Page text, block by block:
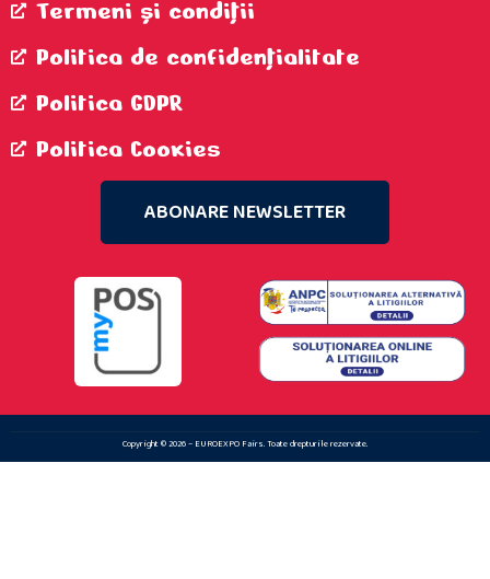
Termeni şi condiţii
Politica de confidenţialitate
Politica GDPR
Politica Cookies
ABONARE NEWSLETTER
Copyright © 2026 – EUROEXPO Fairs. Toate drepturile rezervate.